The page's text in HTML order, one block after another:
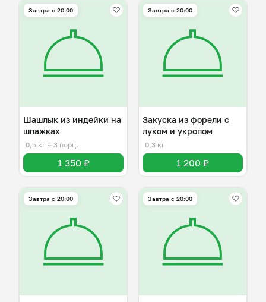
Завтра c 20:00
Шашлык из индейки на
шпажках
0,5 кг ≈ 3 порц.
1 350 ₽
Завтра c 20:00
Закуска из форели с
луком и укропом
0,3 кг
1 200 ₽
Завтра c 20:00 Завтра c 20:00